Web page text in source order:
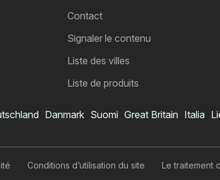
METRO
m’abonner au catalogue
Contact
Signaler le contenu
Liste des villes
Liste de produits
Danmark Suomi Great Britain Italia
Conditions d’utilisation du site Le traitement